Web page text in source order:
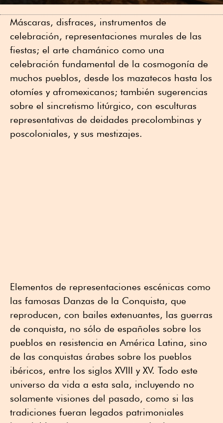
Máscaras, disfraces, instrumentos de
celebración, representaciones murales de las
fiestas; el arte chamánico como una
celebración fundamental de la cosmogonía de
muchos pueblos, desde los mazatecos hasta los
otomíes y afromexicanos; también sugerencias
sobre el sincretismo litúrgico, con esculturas
representativas de deidades precolombinas y
poscoloniales, y sus mestizajes.
Elementos de representaciones escénicas como
las famosas Danzas de la Conquista, que
reproducen, con bailes extenuantes, las guerras
de conquista, no sólo de españoles sobre los
pueblos en resistencia en América Latina, sino
de las conquistas árabes sobre los pueblos
ibéricos, entre los siglos XVIII y XV. Todo este
universo da vida a esta sala, incluyendo no
solamente visiones del pasado, como si las
tradiciones fueran legados patrimoniales